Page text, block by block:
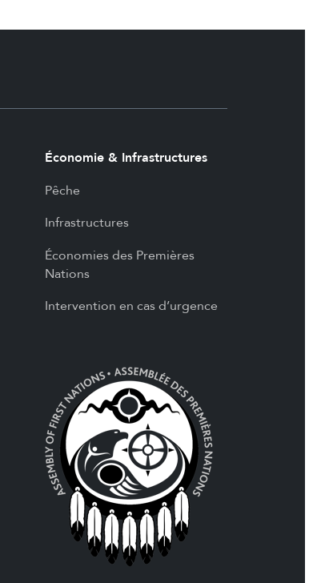
Économie & Infrastructures
Pêche
Infrastructures
Économies des Premières
Nations
Intervention en cas d’urgence